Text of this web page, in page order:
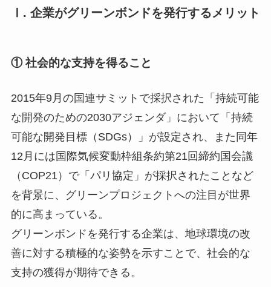
Ⅰ. 企業がグリーンボンドを発行するメリット
① 社会的な支持を得ること
2015年9月の国連サミットで採択された「持続可能
な開発のための2030アジェンダ」において「持続
可能な開発目標（SDGs）」が設定され、また同年
12月には国際気候変動枠組条約第21回締約国会議
（COP21）で「パリ協定」が採択されたことなど
を背景に、グリーンプロジェクトへの注目が世界
的に高まっている。
グリーンボンドを発行する企業は、地球環境の改
善に対する積極的な姿勢を示すことで、社会的な
支持の獲得が期待できる。